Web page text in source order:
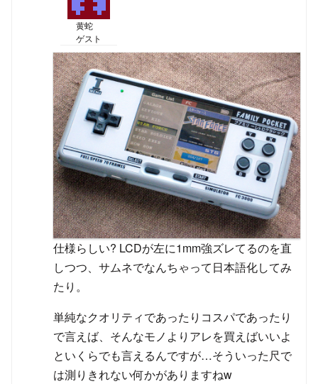
黄蛇
ゲスト
仕様らしい? LCDが左に1mm強ズレてるのを直
しつつ、サムネでなんちゃって日本語化してみ
たり。
単純なクオリティであったりコスパであったり
で言えば、そんなモノよりアレを買えばいいよ
といくらでも言えるんですが…そういった尺で
は測りきれない何かがありますねw